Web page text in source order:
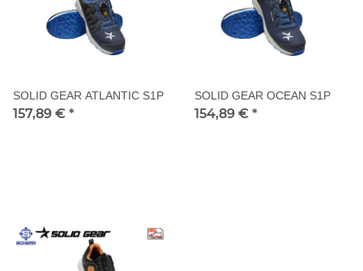
SOLID GEAR ATLANTIC S1P
157,89 € *
SOLID GEAR OCEAN S1P
154,89 € *